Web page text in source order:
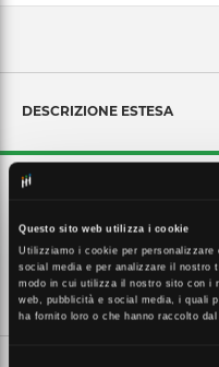
Questo sito web utilizza i cookie
Utilizziamo i cookie per
social media e per analizzare il nostro
modo in cui utilizza il nostro sito con i
web, pubblicità e social media, i quali
ha fornito loro o che hanno raccolto
DESCRIZIONE ESTESA
Panel luminaires. : Extruded
CARATTERISTICHE